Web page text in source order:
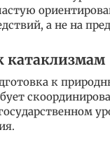
а не на
катаклизмам
к